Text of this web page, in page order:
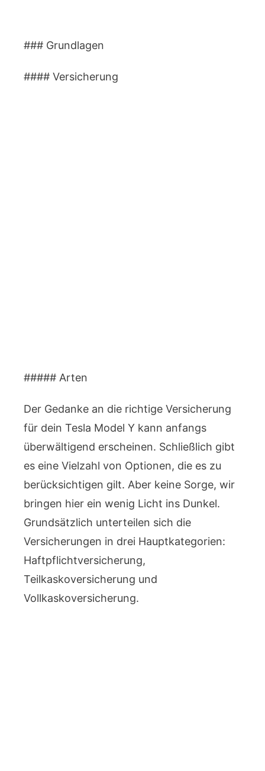
### Grundlagen
#### Versicherung
##### Arten
Der Gedanke an die richtige Versicherung
für dein Tesla Model Y kann anfangs
überwältigend erscheinen. Schließlich gibt
es eine Vielzahl von Optionen, die es zu
berücksichtigen gilt. Aber keine Sorge, wir
bringen hier ein wenig Licht ins Dunkel.
Grundsätzlich unterteilen sich die
Versicherungen in drei Hauptkategorien:
Haftpflichtversicherung,
Teilkaskoversicherung und
Vollkaskoversicherung.